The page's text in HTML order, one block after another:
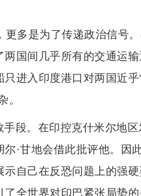
多是为了传递政治信号
国间几乎所有的交通运输
进入印度港口对两国近乎
。
段。在印控克什米尔地区
·甘地会借此批评他。因
自己在反恐问题上的强硬
全世界对印巴紧张局势的